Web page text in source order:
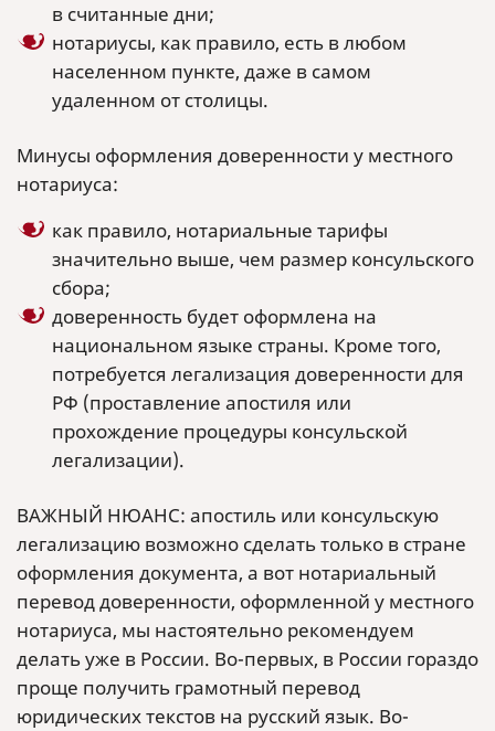
в считанные дни;
нотариусы, как правило, есть в любом
населенном пункте, даже в самом
удаленном от столицы.
Минусы оформления доверенности у местного
нотариуса:
как правило, нотариальные тарифы
значительно выше, чем размер консульского
сбора;
доверенность будет оформлена на
национальном языке страны. Кроме того,
потребуется легализация доверенности для
РФ (проставление апостиля или
прохождение процедуры консульской
легализации).
ВАЖНЫЙ НЮАНС: апостиль или консульскую
легализацию возможно сделать только в стране
оформления документа, а вот нотариальный
перевод доверенности, оформленной у местного
нотариуса, мы настоятельно рекомендуем
делать уже в России. Во-первых, в России гораздо
проще получить грамотный перевод
юридических текстов на русский язык. Во-